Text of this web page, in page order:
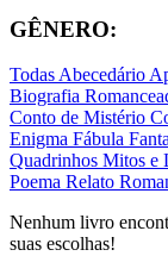
GÊNERO:
TodasAbecedário
Biografia
Conto de Mistério
Enigma Fábula
Quadrinhos Mitos e
Poema Relato
Nenhum livro
suas escolhas!